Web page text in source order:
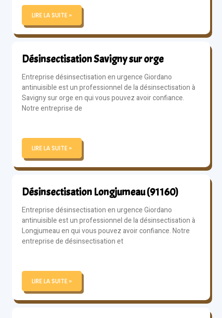
LIRE LA SUITE »
Désinsectisation Savigny sur orge
Entreprise désinsectisation en urgence Giordano
antinuisible est un professionnel de la désinsectisation à
Savigny sur orge en qui vous pouvez avoir confiance.
Notre entreprise de
LIRE LA SUITE »
Désinsectisation Longjumeau (91160)
Entreprise désinsectisation en urgence Giordano
antinuisible est un professionnel de la désinsectisation à
Longjumeau en qui vous pouvez avoir confiance. Notre
entreprise de désinsectisation et
LIRE LA SUITE »